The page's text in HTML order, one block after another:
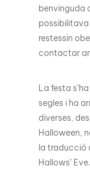
benvinguda
possibilitava
restessin
contactar
La festa
segles i ha
diverses,
Halloween,
la traducció
Hallows’ Eve.